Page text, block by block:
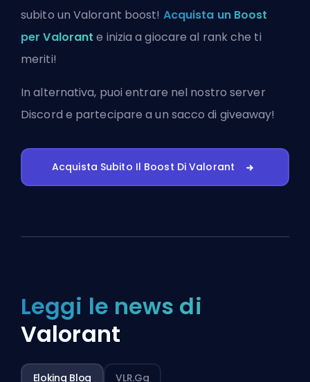
subito un Valorant boost! Acquista un Boost
per Valorant e inizia a giocare al rank che ti
meriti!
In alternativa, puoientrare nel nostro server
Discord e partecipare a un sacco di giveaway!
Acquista Subito Il Boost Di Valorant
Leggi le news di
Valorant
Eloking Blog VLR.gg